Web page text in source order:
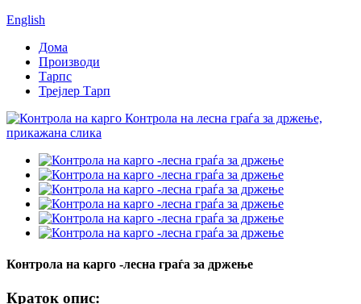
English
Дома
Производи
Тарпс
Трејлер Тарп
Контрола на карго -лесна граѓа за држење
Краток опис: